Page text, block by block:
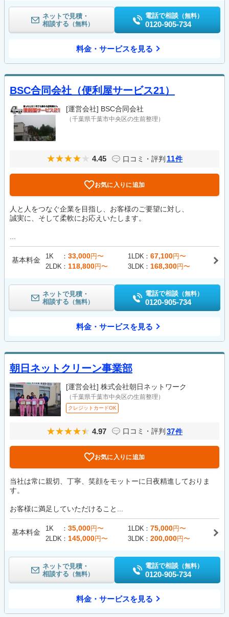
ネットで見積・
相談する （無料）
電話で相談 （無料）
0120-905-734
料金・サービスを見る
BSC合同会社（便利屋サービス21）
[運営会社] BSC合同会社
（千葉県千葉市中央区の生前整理）
4.45 口コミ・評判 11件
お気に入りに追加
人と人をつなぐ企業を目指し、お客様のご要望に対し、
誠実に、そして柔軟にお応えいたします。
基本料金 1K 33,000円〜 1LDK 67,100円〜
2LDK
118,800円〜 3LDK 168,300円〜
ネットで見積・
相談する （無料）
電話で相談 （無料）
0120-905-734
料金・サービスを見る
朝日ネットクリーン事業部
[運営会社] 株式会社朝日ネットワーク
（千葉県千葉市中央区の生前整理）
クレジットカードOK
4.97 口コミ・評判 37件
お気に入りに追加
当社は常に親切、丁寧、笑顔をモットーに日夜精進しておりま
す。
お客様に満足していただけること...
基本料金 1K 35,000円〜 1LDK 75,000円〜
2LDK
145,000円〜 3LDK 200,000円〜
ネットで見積・
相談する （無料）
電話で相談 （無料）
0120-905-734
料金・サービスを見る